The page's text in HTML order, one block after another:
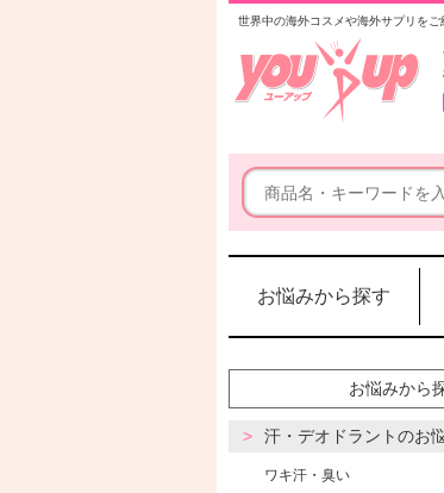
世界中の海外コスメや海外サプリを
お悩みから探す
お悩みから
汗・デオドラントのお
ワキ汗・臭い